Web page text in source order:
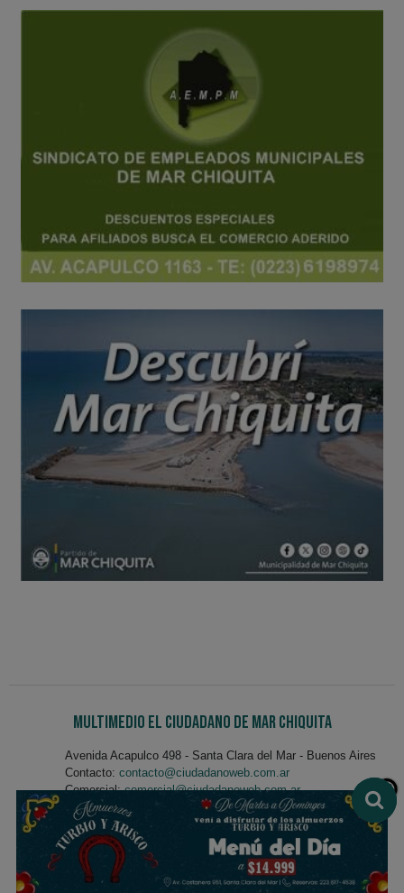
Multimedio El Ciudadano de Mar Chiquita
Avenida Acapulco 498 - Santa Clara del Mar - Buenos Aires
Contacto: contacto@ciudadanoweb.com.ar
Comercial:comercial@ciudadanoweb.com.ar
Teléfono:+54 (0223)3121148
Whatsapp:(0223)3121148